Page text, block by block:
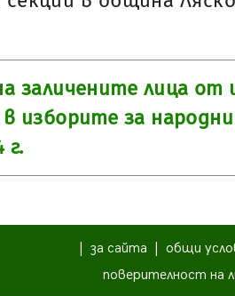
заличените лица от
в изборите за
г.
за сайта
общи
поверителност на